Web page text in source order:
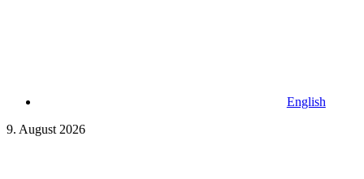
English
9. August 2026